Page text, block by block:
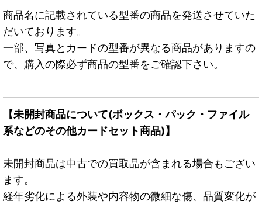
商品名に記載されている型番の商品を発送させていた
だいております。
一部、写真とカードの型番が異なる商品がありますの
で、購入の際必ず商品の型番をご確認下さい。
【未開封商品について(ボックス・パック・ファイル
系などのその他カードセット商品)】
未開封商品は中古での買取品が含まれる場合もござい
ます。
経年劣化による外装や内容物の微細な傷、品質変化が